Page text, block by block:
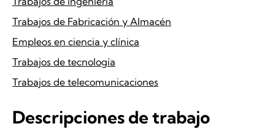
Trabajos de Fabricación y Almacén
Empleos en ciencia y clínica
Trabajos de tecnología
Trabajos de telecomunicaciones
Descripciones de trabajo